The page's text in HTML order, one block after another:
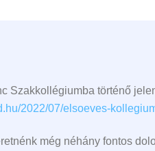
Szakkollégiumba történő
2022/07/elsoeves-
még néhány fontos